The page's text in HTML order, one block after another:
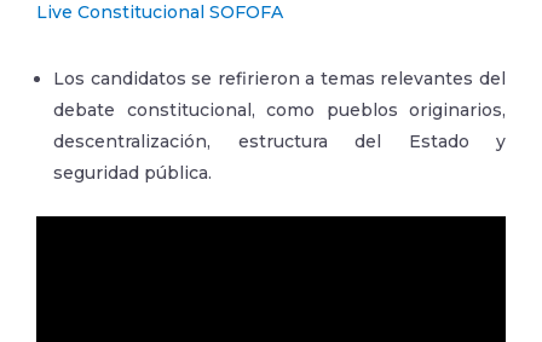
Live Constitucional SOFOFA
Los candidatos se refirieron a temas relevantes del
debate constitucional, como pueblos originarios,
descentralización, estructura del Estado y
seguridad pública.